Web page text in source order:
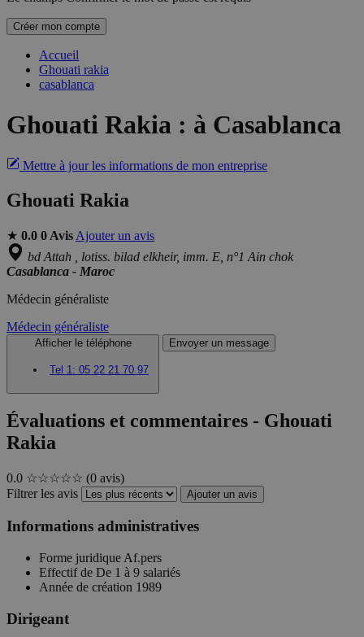
Créer mon compte
Accueil
Ghouati rakia
casablanca
Ghouati Rakia : à Casablanca
Mettre à jour les informations de mon entreprise
Ghouati Rakia
★ 0.0 0 Avis Ajouter un avis
bd Attah , lotiss. bilad elkheir, imm. E, n°1 Ain chok
Casablanca - Maroc
Médecin généraliste
Médecin généraliste
Afficher le téléphone
Tel 1: 05 22 21 70 97
Envoyer un message
Évaluations et commentaires - Ghouati
Rakia
0.0 ☆☆☆☆☆ (0 avis)
Filtrer les avis
Ajouter un avis
Informations administratives
Forme juridique Af.pers
Effectif de De 1 à 9 salariés
Année de création 1989
Dirigeant